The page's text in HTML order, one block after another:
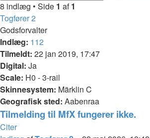
8 indlæg • Side 1 af1
Togfører 2
Godsforvalter
Indlæg: 112
Tilmeldt: 22 jan 2019, 17:47
Digital: Ja
Scale: H0 - 3-rail
Skinnesystem: Märklin C
Geografisk sted: Aabenraa
Tilmelding til MfX fungerer ikke.
Citer